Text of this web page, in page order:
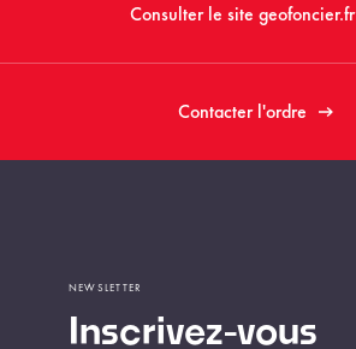
Consulter le site geofoncier.fr
Contacter l'ordre
Inscrivez-vous
NEWSLETTER